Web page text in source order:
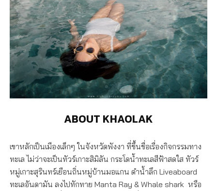
ABOUT KHAOLAK
เขาหลักเป็นเมืองเล็กๆ ในจังหวัดพังงา ที่ขึ้นชื่อเรื่องกิจกรรมทาง
ทะเล ไม่ว่าจะเป็นทัวร์เกาะสิมิลัน กระโดน้ำทะเลสีฟ้าสดใส ทัวร์
หมู่เกาะสุรินทร์เยือนถิ่นหมู่บ้านมอแกน ดำน้ำลึก Liveaboard
ทะเลอันดามัน ลงไปทักทาย Manta Ray & Whale shark หรือ